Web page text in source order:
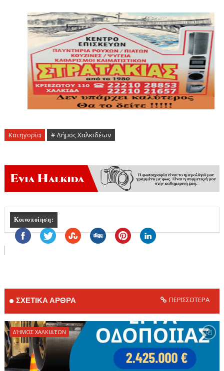
Κατηγορία # Δήμος Χαλκιδέων
Κοινοποίηση:
ΣΧΕΤΙΚΑ ΑΡΘΡΑ ΠΕΡΙΣΣΟΤΕΡΑ
ΔΉΜΟΣ ΧΑΛΚΙΔΈΩΝ